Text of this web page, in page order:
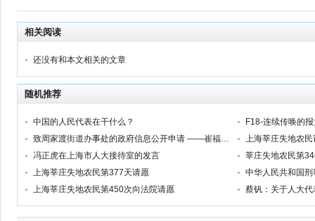
相关阅读
还没有和本文相关的文章
随机推荐
中国的人民代表在干什么？
致周家渡街道办事处的政府信息公开申请 ——崔福芳被非法拘禁的诉讼系列之八
上海莘庄失地农
冯正虎在上海市人大接待室的发言
莘庄失地农民第
上海莘庄失地农民第377天请愿
中华人民共和国刑
上海莘庄失地农民第450次向法院请愿
蔡钒：关于人大